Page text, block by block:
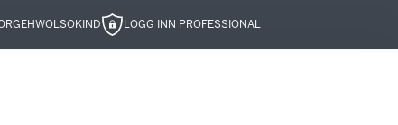
GEHWOL SOKIND LOGG INN PROFESSIONAL